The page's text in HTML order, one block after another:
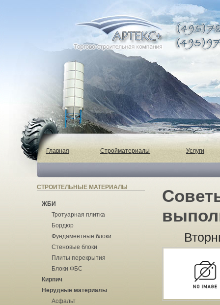
Главная Стройматериалы Услуги
СТРОИТЕЛЬНЫЕ МАТЕРИАЛЫ
ЖБИ
Тротуарная плитка
Бордюр
Фундаментные блоки
Стеновые блоки
Плиты перекрытия
Блоки ФБС
Кирпич
Нерудные материалы
Асфальт